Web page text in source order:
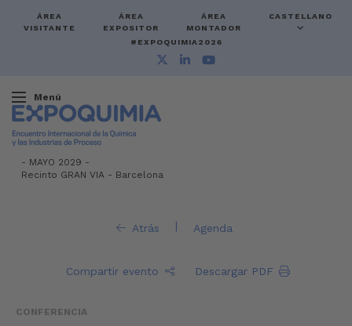
ÁREA
VISITANTE
ÁREA
EXPOSITOR
ÁREA
MONTADOR
CASTELLANO
#EXPOQUIMIA2026
Menú
- MAYO 2029 -
Recinto GRAN VIA - Barcelona
Atrás | Agenda
Compartir evento Descargar PDF
CONFERENCIA